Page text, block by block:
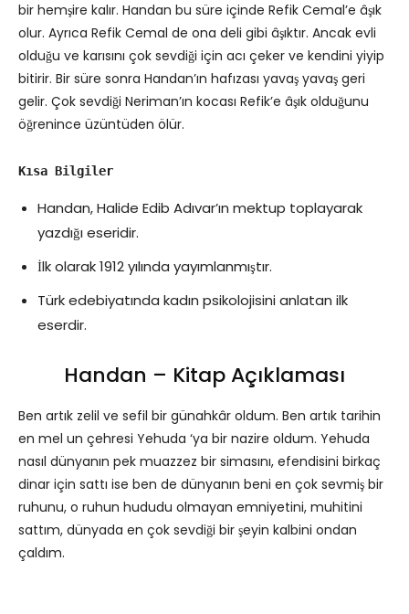
bir hemşire kalır. Handan bu süre içinde Refik Cemal’e âşık
olur. Ayrıca Refik Cemal de ona deli gibi âşıktır. Ancak evli
olduğu ve karısını çok sevdiği için acı çeker ve kendini yiyip
bitirir. Bir süre sonra Handan’ın hafızası yavaş yavaş geri
gelir. Çok sevdiği Neriman’ın kocası Refik’e âşık olduğunu
öğrenince üzüntüden ölür.
Kısa Bilgiler
Handan, Halide Edib Adıvar’ın mektup toplayarak
yazdığı eseridir.
İlk olarak 1912 yılında yayımlanmıştır.
Türk edebiyatında kadın psikolojisini anlatan ilk
eserdir.
Handan – Kitap Açıklaması
Ben artık zelil ve sefil bir günahkâr oldum. Ben artık tarihin
en mel un çehresi Yehuda ‘ya bir nazire oldum. Yehuda
nasıl dünyanın pek muazzez bir simasını, efendisini birkaç
dinar için sattı ise ben de dünyanın beni en çok sevmiş bir
ruhunu, o ruhun hududu olmayan emniyetini, muhitini
sattım, dünyada en çok sevdiği bir şeyin kalbini ondan
çaldım.